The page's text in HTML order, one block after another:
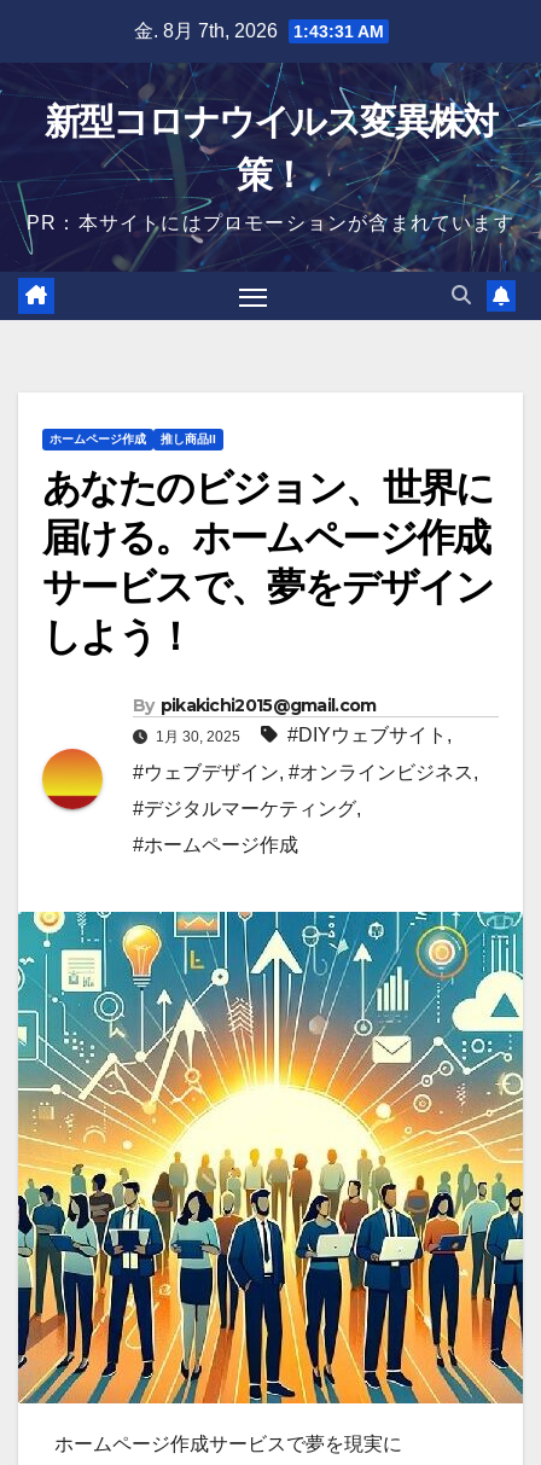
content
金. 8月 7th, 2026 1:43:32 AM
新型コロナウイルス変異株対
策！
PR：本サイトにはプロモーションが含まれています
ホームページ作成 推し商品II
あなたのビジョン、世界に
届ける。ホームページ作成
サービスで、夢をデザイン
しよう！
By pikakichi2015@gmail.com
1月 30, 2025 #DIYウェブサイト ,
#ウェブデザイン, #オンラインビジネス,
#デジタルマーケティング,
#ホームページ作成
ホームページ作成サービスで夢を現実に